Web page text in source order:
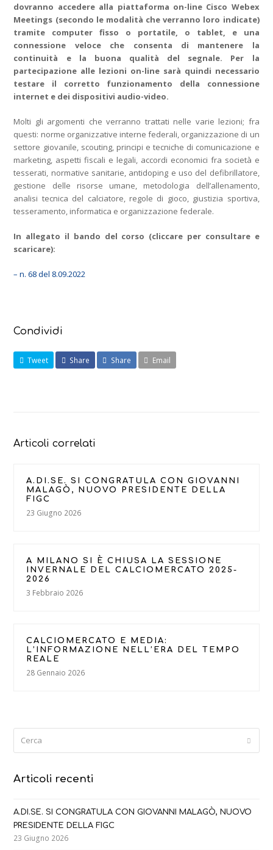
dovranno accedere alla piattaforma on-line Cisco Webex
Meetings (secondo le modalità che verranno loro indicate)
tramite computer fisso o portatile, o tablet, e una
connessione veloce che consenta di mantenere la
continuità e la buona qualità del segnale. Per la
partecipazione alle lezioni on-line sarà quindi necessario
testare il corretto funzionamento della connessione
internet e dei dispositivi audio-video.
Molti gli argomenti che verranno trattati nelle varie lezioni; fra
questi: norme organizzative interne federali, organizzazione di un
settore giovanile, scouting, principi e tecniche di comunicazione e
marketing, aspetti fiscali e legali, accordi economici fra società e
tesserati, normative sanitarie, antidoping e uso del defibrillatore,
gestione delle risorse umane, metodologia dell’allenamento,
analisi tecnica del calciatore, regole di gioco, giustizia sportiva,
tesseramento, informatica e organizzazione federale.
In allegato il bando del corso (cliccare per consultare e
scaricare):
– n. 68 del 8.09.2022
Condividi
Tweet Share Share Email
Articoli correlati
A.DI.SE. SI CONGRATULA CON GIOVANNI
MALAGÒ, NUOVO PRESIDENTE DELLA
FIGC
23 Giugno 2026
A MILANO SI È CHIUSA LA SESSIONE
INVERNALE DEL CALCIOMERCATO 2025-
2026
3 Febbraio 2026
CALCIOMERCATO E MEDIA:
L’INFORMAZIONE NELL’ERA DEL TEMPO
REALE
28 Gennaio 2026
Submit
Articoli recenti
A.DI.SE. SI CONGRATULA CON GIOVANNI MALAGÒ, NUOVO
PRESIDENTE DELLA FIGC
23 Giugno 2026